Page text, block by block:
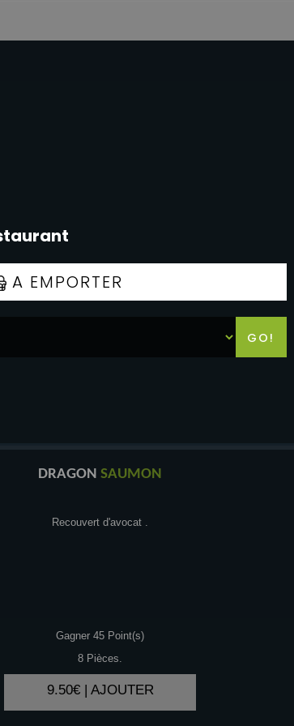
DRAGON SAUMON
Recouvert d'avocat .
Gagner 45 Point(s)
8 Pièces.
9.50€ | AJOUTER